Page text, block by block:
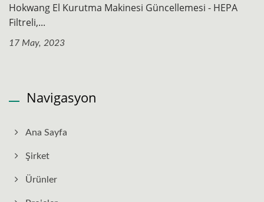
Hokwang El Kurutma Makinesi Güncellemesi - HEPA
Filtreli,...
17 May, 2023
Navigasyon
Ana Sayfa
Şirket
Ürünler